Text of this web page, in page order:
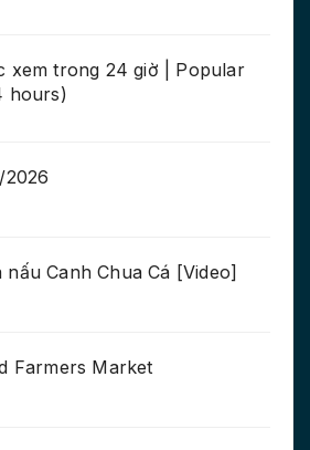
xem trong 24 giờ | Popular
hours)
2026
nấu Canh Chua Cá [Video]
Farmers Market